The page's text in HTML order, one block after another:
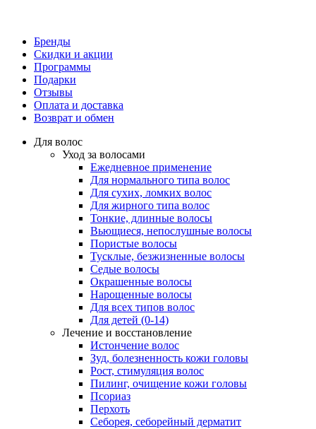
Бренды
Скидки и акции
Программы
Подарки
Отзывы
Оплата и доставка
Возврат и обмен
Для волос
Уход за волосами
Ежедневное применение
Для нормального типа волос
Для сухих, ломких волос
Для жирного типа волос
Тонкие, длинные волосы
Вьющиеся, непослушные волосы
Пористые волосы
Тусклые, безжизненные волосы
Седые волосы
Окрашенные волосы
Нарощенные волосы
Для всех типов волос
Для детей (0-14)
Лечение и восстановление
Истончение волос
Зуд, болезненность кожи головы
Рост, стимуляция волос
Пилинг, очищение кожи головы
Псориаз
Перхоть
Себорея, себорейный дерматит